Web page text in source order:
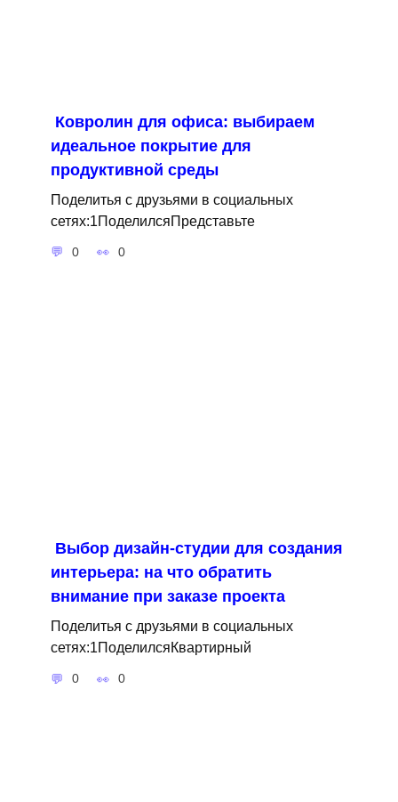
Ковролин для офиса: выбираем
идеальное покрытие для
продуктивной среды
Поделитья с друзьями в социальных
сетях:1ПоделилсяПредставьте
0 0
Выбор дизайн-студии для создания
интерьера: на что обратить
внимание при заказе проекта
Поделитья с друзьями в социальных
сетях:1ПоделилсяКвартирный
0 0